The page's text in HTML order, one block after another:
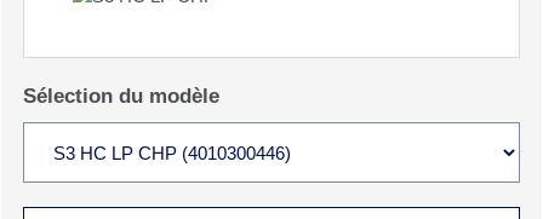
Sélection du modèle